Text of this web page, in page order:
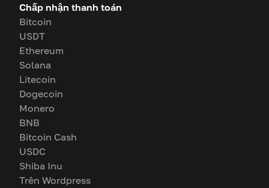
Chấp nhận thanh toán
Bitcoin
USDT
Ethereum
Solana
Litecoin
Dogecoin
Monero
BNB
Bitcoin Cash
USDC
Shiba Inu
Trên Wordpress